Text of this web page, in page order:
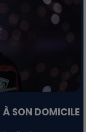
SON DOMICILE